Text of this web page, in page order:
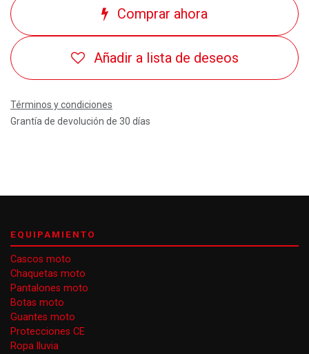
Comprar ahora
Añadir a lista de deseos
Términos y condiciones
Grantía de devolución de 30 días
EQUIPAMIENTO
Cascos moto
Chaquetas moto
Pantalones moto
Botas moto
Guantes moto
Protecciones CE
Ropa lluvia